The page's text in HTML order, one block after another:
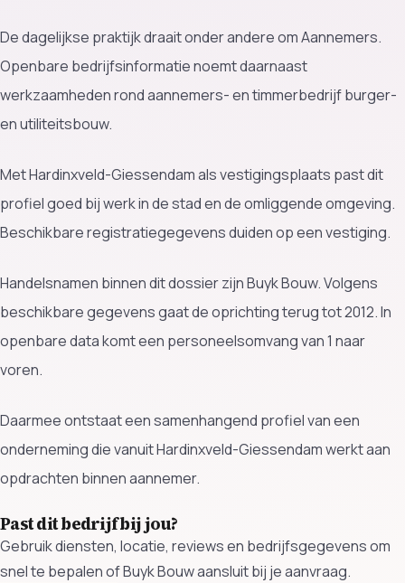
De dagelijkse praktijk draait onder andere om Aannemers.
Openbare bedrijfsinformatie noemt daarnaast
werkzaamheden rond aannemers- en timmerbedrijf burger-
en utiliteitsbouw.
Met Hardinxveld-Giessendam als vestigingsplaats past dit
profiel goed bij werk in de stad en de omliggende omgeving.
Beschikbare registratiegegevens duiden op een vestiging.
Handelsnamen binnen dit dossier zijn Buyk Bouw. Volgens
beschikbare gegevens gaat de oprichting terug tot 2012. In
openbare data komt een personeelsomvang van 1 naar
voren.
Daarmee ontstaat een samenhangend profiel van een
onderneming die vanuit Hardinxveld-Giessendam werkt aan
opdrachten binnen aannemer.
Past dit bedrijf bij jou?
Gebruik diensten, locatie, reviews en bedrijfsgegevens om
snel te bepalen of Buyk Bouw aansluit bij je aanvraag.